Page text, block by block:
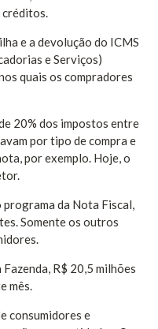
créditos.
e a devolução do ICMS
e Serviços)
quais os compradores
20% dos impostos entre
por tipo de compra e
por exemplo. Hoje, o
programa da Nota Fiscal,
Somente os outros
R$ 20,5 milhões
mês.
consumidores e